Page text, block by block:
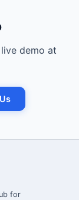
demo at
for